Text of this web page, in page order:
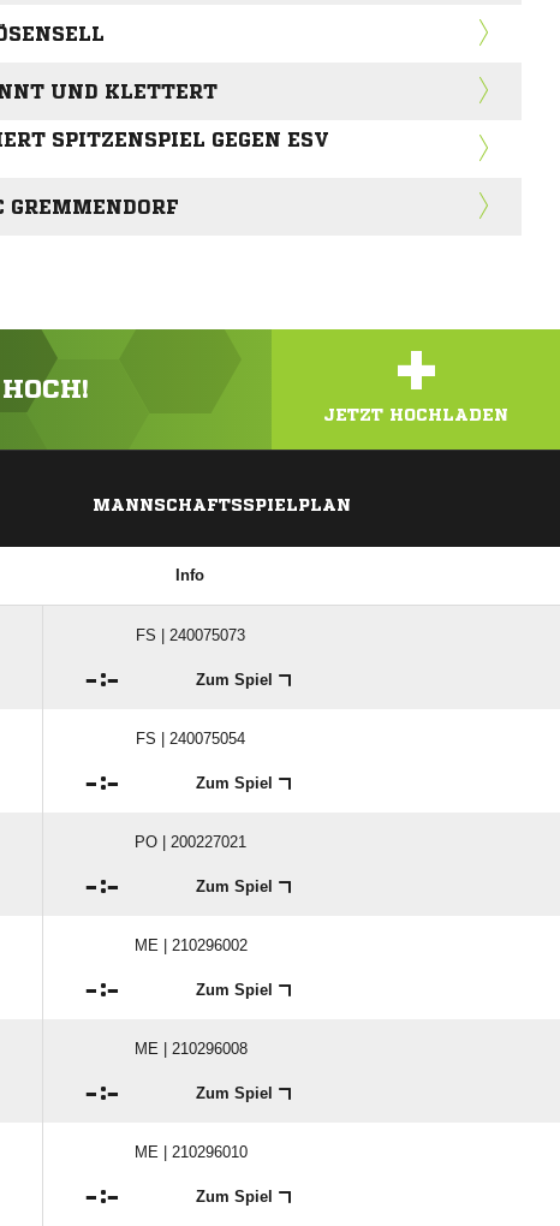
UND KLETTERT
SPITZENSPIEL GEGEN ESV
GREMMENDORF
+
JETZT HOCHLADEN
MANNSCHAFTSSPIELPLAN
Info
FS | 240075073
: Zum Spiel
FS | 240075054
: Zum Spiel
PO | 200227021
: Zum Spiel
ME | 210296002
: Zum Spiel
ME | 210296008
: Zum Spiel
ME | 210296010
: Zum Spiel